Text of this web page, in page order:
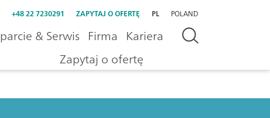
+48 22 7230291 ZAPYTAJ O OFERTĘ PL POLAND
& Serwis Firma Kariera
Zapytaj o ofertę